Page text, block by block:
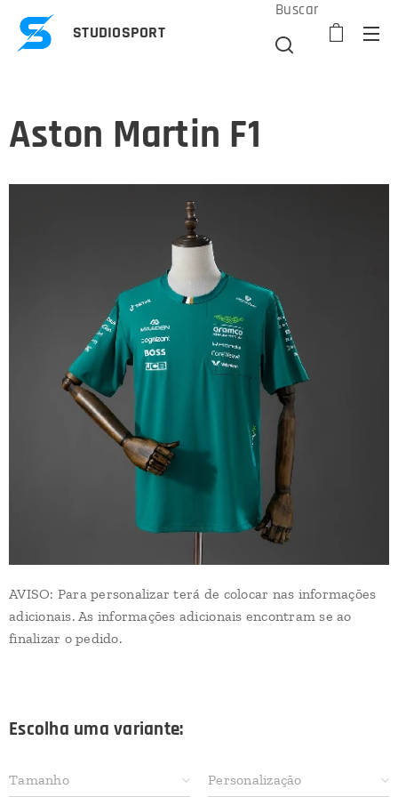
STUDIOSPORT
Buscar
Aston Martin F1
AVISO: Para personalizar terá de colocar nas informações
adicionais. As informações adicionais encontram se ao
finalizar o pedido.
Escolha uma variante:
Tamanho Personalização